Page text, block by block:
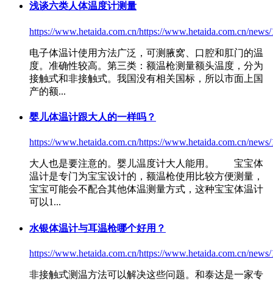
浅谈六类人体温度计测量
https://www.hetaida.com.cn/https://www.hetaida.com.cn/
电子体温计使用方法广泛，可测腋窝、口腔和肛门的温
度。准确性较高。第三类： 额温枪测量额头温度，分为
接触式和非接触式。我国没有相关国标，所以市面上国
产的额...
婴儿体温计跟大人的一样吗？
https://www.hetaida.com.cn/https://www.hetaida.com.cn/
大人也是要注意的。婴儿温度计大人能用。 宝宝体
温计是专门为宝宝设计的， 额温枪使用比较方便测量，
宝宝可能会不配合其他体温测量方式，这种宝宝体温计
可以1...
水银体温计与耳温枪哪个好用？
https://www.hetaida.com.cn/https://www.hetaida.com.cn/
非接触式测温方法可以解决这些问题。和泰达是一家专